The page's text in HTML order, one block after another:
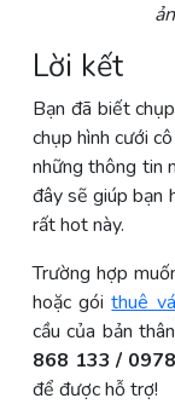
Lời kết
Bạn đã biết
chụp hình cưới
những thông tin
đây sẽ giúp bạn
rất hot này.
Trường hợp
hoặc góithuê
cầu của bản
868 133 /
để được hỗ trợ!